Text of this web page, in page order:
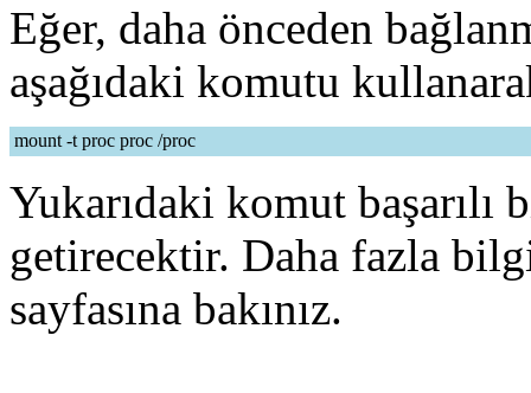
Eğer, daha önceden
aşağıdaki komutu
mount -t proc proc /proc
Yukarıdaki komut
getirecektir. Daha fazla
sayfasına bakınız.